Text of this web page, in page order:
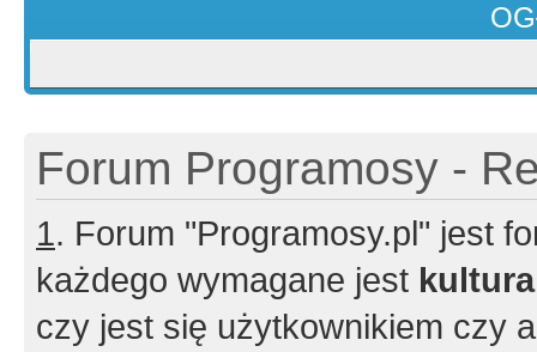
Forum Programosy -
1. Forum "Programosy.pl" jest
każdego wymagane jest
czy jest się użytkownikiem czy